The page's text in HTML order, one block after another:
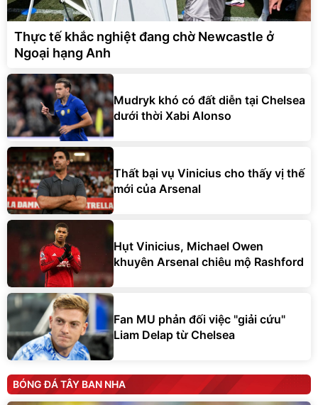
Thực tế khắc nghiệt đang chờ Newcastle ở
Ngoại hạng Anh
Mudryk khó có đất diễn tại Chelsea
dưới thời Xabi Alonso
Thất bại vụ Vinicius cho thấy vị thế
mới của Arsenal
Hụt Vinicius, Michael Owen
khuyên Arsenal chiêu mộ Rashford
Fan MU phản đối việc "giải cứu"
Liam Delap từ Chelsea
BÓNG ĐÁ TÂY BAN NHA